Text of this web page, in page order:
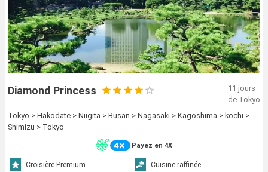
Diamond Princess
11 jours
de Tokyo
Tokyo > Hakodate > Niigita > Busan > Nagasaki > Kagoshima > kochi >
Shimizu > Tokyo
Payez en 4X
Croisière Premium
Cuisine raffinée